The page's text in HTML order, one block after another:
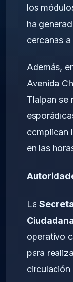
los
ha
cercanas
Además,
Avenida
Tlalpan se
complican
en las
La
operativo
para
circulación